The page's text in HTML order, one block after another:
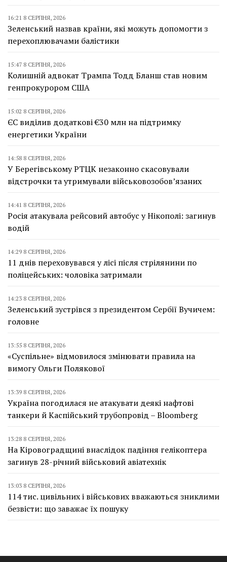
16:21 8 СЕРПНЯ, 2026
Зеленський назвав країни, які можуть допомогти з
перехоплювачами балістики
15:47 8 СЕРПНЯ, 2026
Колишній адвокат Трампа Тодд Бланш став новим
генпрокурором США
15:02 8 СЕРПНЯ, 2026
ЄС виділив додаткові €30 млн на підтримку
енергетики України
14:58 8 СЕРПНЯ, 2026
У Берегівському РТЦК незаконно скасовували
відстрочки та утримували військовозобов’язаних
14:41 8 СЕРПНЯ, 2026
Росія атакувала рейсовий автобус у Нікополі: загинув
водій
14:29 8 СЕРПНЯ, 2026
11 днів переховувався у лісі після стрілянини по
поліцейських: чоловіка затримали
14:23 8 СЕРПНЯ, 2026
Зеленський зустрівся з президентом Сербії Вучичем:
головне
13:55 8 СЕРПНЯ, 2026
«Суспільне» відмовилося змінювати правила на
вимогу Ольги Полякової
13:39 8 СЕРПНЯ, 2026
Україна погодилася не атакувати деякі нафтові
танкери й Каспійський трубопровід – Bloomberg
13:28 8 СЕРПНЯ, 2026
На Кіровоградщині внаслідок падіння гелікоптера
загинув 28-річний військовий авіатехнік
13:03 8 СЕРПНЯ, 2026
114 тис. цивільних і військових вважаються зниклими
безвісти: що заважає їх пошуку